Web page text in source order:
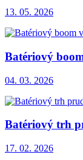
13. 05. 2026
Batériový
04. 03. 2026
Batériový trh
17. 02. 2026